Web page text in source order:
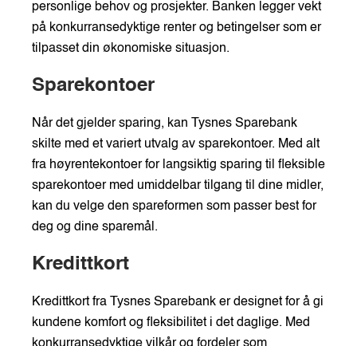
personlige behov og prosjekter. Banken legger vekt
på konkurransedyktige renter og betingelser som er
tilpasset din økonomiske situasjon.
Sparekontoer
Når det gjelder sparing, kan Tysnes Sparebank
skilte med et variert utvalg av sparekontoer. Med alt
fra høyrentekontoer for langsiktig sparing til fleksible
sparekontoer med umiddelbar tilgang til dine midler,
kan du velge den spareformen som passer best for
deg og dine sparemål.
Kredittkort
Kredittkort fra Tysnes Sparebank er designet for å gi
kundene komfort og fleksibilitet i det daglige. Med